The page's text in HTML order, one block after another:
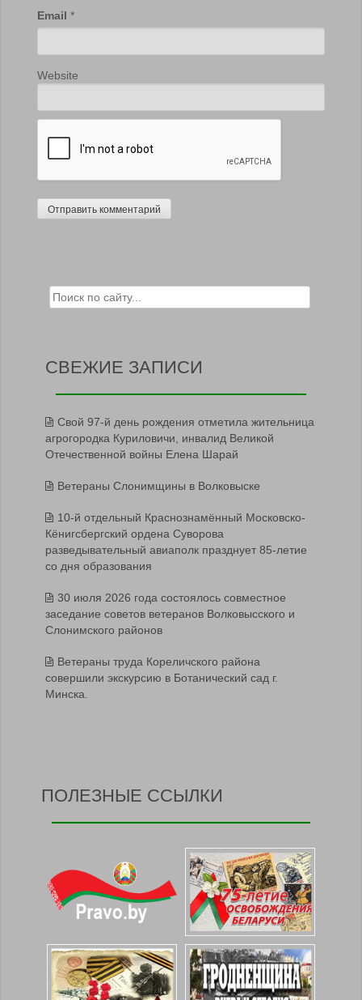
Email *
Website
Search for:
СВЕЖИЕ ЗАПИСИ
Свой 97-й день рождения отметила жительница
агрогородка Куриловичи, инвалид Великой
Отечественной войны Елена Шарай
Ветераны Слонимщины в Волковыске
10-й отдельный Краснознамённый Московско-
Кёнигсбергский ордена Суворова
разведывательный авиаполк празднует 85-летие
со дня образования
30 июля 2026 года состоялось совместное
заседание советов ветеранов Волковысского и
Слонимского районов
Ветераны труда Кореличского района
совершили экскурсию в Ботанический сад г.
Минска.
ПОЛЕЗНЫЕ ССЫЛКИ